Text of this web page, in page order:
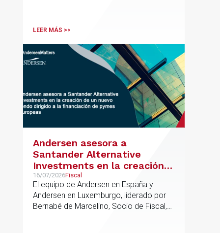
procesos estratégicos de M&A
LEER MÁS >>
Andersen asesora a
Santander Alternative
Investments en la creación
de un nuevo fondo dirigido a
la financiación de pymes
europeas
16/07/2026Fiscal
El equipo de Andersen en España y
Andersen en Luxemburgo, liderado por
Bernabé de Marcelino, Socio de Fiscal,